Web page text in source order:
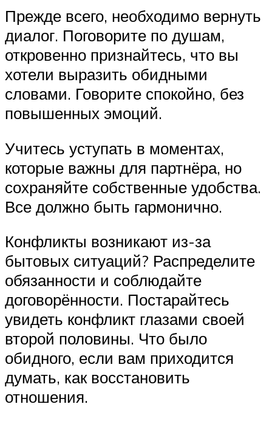
Прежде всего, необходимо вернуть
диалог. Поговорите по душам,
откровенно признайтесь, что вы
хотели выразить обидными
словами. Говорите спокойно, без
повышенных эмоций.
Учитесь уступать в моментах,
которые важны для партнёра, но
сохраняйте собственные удобства.
Все должно быть гармонично.
Конфликты возникают из-за
бытовых ситуаций? Распределите
обязанности и соблюдайте
договорённости. Постарайтесь
увидеть конфликт глазами своей
второй половины. Что было
обидного, если вам приходится
думать, как восстановить
отношения.